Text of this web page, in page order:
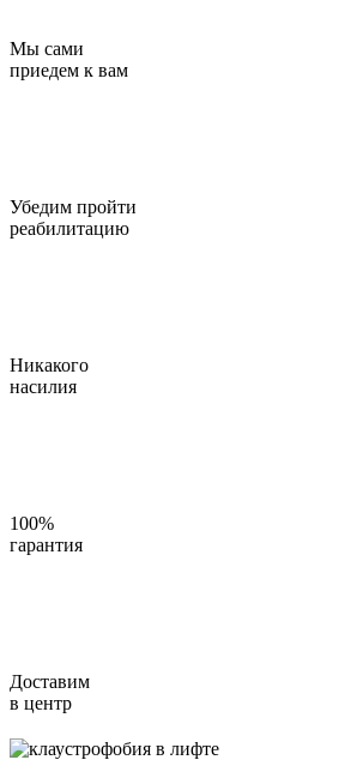
Мы сами
приедем к вам
Убедим пройти
реабилитацию
Никакого
насилия
100%
гарантия
Доставим
в центр